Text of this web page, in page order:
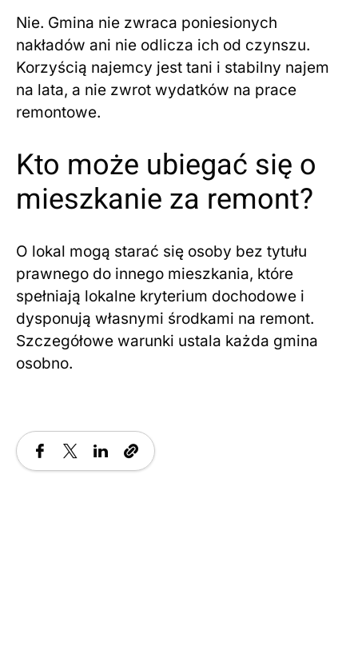
Nie. Gmina nie zwraca poniesionych
nakładów ani nie odlicza ich od czynszu.
Korzyścią najemcy jest tani i stabilny najem
na lata, a nie zwrot wydatków na prace
remontowe.
Kto może ubiegać się o
mieszkanie za remont?
O lokal mogą starać się osoby bez tytułu
prawnego do innego mieszkania, które
spełniają lokalne kryterium dochodowe i
dysponują własnymi środkami na remont.
Szczegółowe warunki ustala każda gmina
osobno.